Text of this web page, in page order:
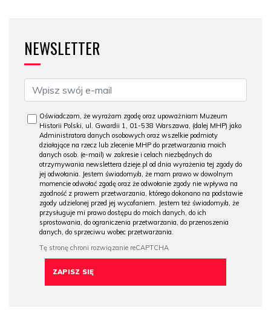
NEWSLETTER
Oświadczam, że wyrażam zgodę oraz upoważniam Muzeum
Historii Polski, ul. Gwardii 1, 01-538 Warszawa, (dalej MHP) jako
Administratora danych osobowych oraz wszelkie podmioty
działające na rzecz lub zlecenie MHP do przetwarzania moich
danych osob. (e-mail) w zakresie i celach niezbędnych do
otrzymywania newslettera dzieje.pl od dnia wyrażenia tej zgody do
jej odwołania. Jestem świadomy/a, że mam prawo w dowolnym
momencie odwołać zgodę oraz że odwołanie zgody nie wpływa na
zgodność z prawem przetwarzania, którego dokonano na podstawie
zgody udzielonej przed jej wycofaniem. Jestem też świadomy/a, że
przysługuje mi prawo dostępu do moich danych, do ich
sprostowania, do ograniczenia przetwarzania, do przenoszenia
danych, do sprzeciwu wobec przetwarzania.